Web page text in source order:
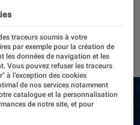
traceurs soumis à votre
par exemple pour la création de
les données de navigation et les
Vous pouvez refuser les traceurs
à l’exception des cookies
de nos services notamment
catalogue et la personnalisation
de notre site, et pour